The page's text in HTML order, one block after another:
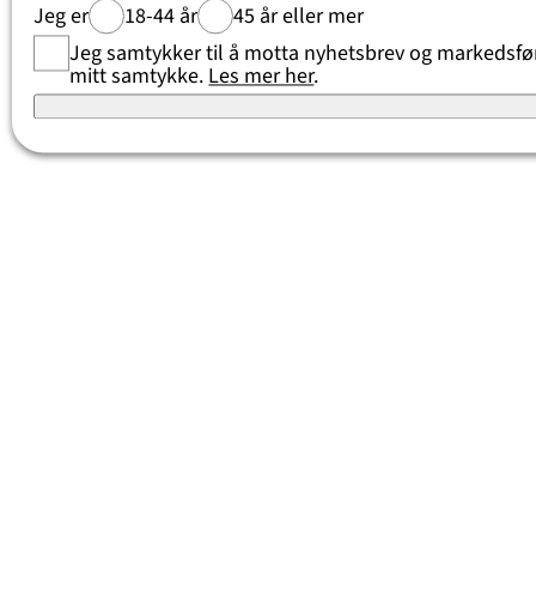
Jeg er 18-44 år
45 år eller mer
Jeg samtykker til å motta nyhetsbrev og
mitt samtykke. Les mer her.